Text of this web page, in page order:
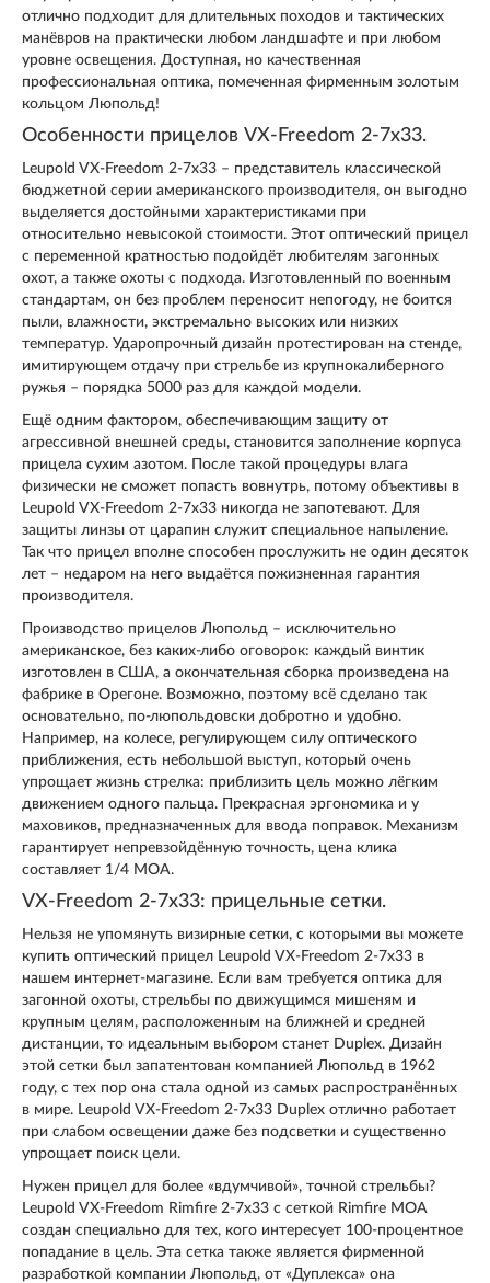
отлично подходит для длительных походов и тактических
манёвров на практически любом ландшафте и при любом
уровне освещения. Доступная, но качественная
профессиональная оптика, помеченная фирменным золотым
кольцом Люпольд!
Особенности прицелов VX-Freedom 2-7x33.
Leupold VX-Freedom 2-7x33 – представитель классической
бюджетной серии американского производителя, он выгодно
выделяется достойными характеристиками при
относительно невысокой стоимости. Этот оптический прицел
с переменной кратностью подойдёт любителям загонных
охот, а также охоты с подхода. Изготовленный по военным
стандартам, он без проблем переносит непогоду, не боится
пыли, влажности, экстремально высоких или низких
температур. Ударопрочный дизайн протестирован на стенде,
имитирующем отдачу при стрельбе из крупнокалиберного
ружья – порядка 5000 раз для каждой модели.
Ещё одним фактором, обеспечивающим защиту от
агрессивной внешней среды, становится заполнение корпуса
прицела сухим азотом. После такой процедуры влага
физически не сможет попасть вовнутрь, потому объективы в
Leupold VX-Freedom 2-7x33 никогда не запотевают. Для
защиты линзы от царапин служит специальное напыление.
Так что прицел вполне способен прослужить не один десяток
лет – недаром на него выдаётся пожизненная гарантия
производителя.
Производство прицелов Люпольд – исключительно
американское, без каких-либо оговорок: каждый винтик
изготовлен в США, а окончательная сборка произведена на
фабрике в Орегоне. Возможно, поэтому всё сделано так
основательно, по-люпольдовски добротно и удобно.
Например, на колесе, регулирующем силу оптического
приближения, есть небольшой выступ, который очень
упрощает жизнь стрелка: приблизить цель можно лёгким
движением одного пальца. Прекрасная эргономика и у
маховиков, предназначенных для ввода поправок. Механизм
гарантирует непревзойдённую точность, цена клика
составляет 1/4 МОА.
VX-Freedom 2-7x33: прицельные сетки.
Нельзя не упомянуть визирные сетки, с которыми вы можете
купить оптический прицел Leupold VX-Freedom 2-7x33 в
нашем интернет-магазине. Если вам требуется оптика для
загонной охоты, стрельбы по движущимся мишеням и
крупным целям, расположенным на ближней и средней
дистанции, то идеальным выбором станет Duplex. Дизайн
этой сетки был запатентован компанией Люпольд в 1962
году, с тех пор она стала одной из самых распространённых
в мире. Leupold VX-Freedom 2-7x33 Duplex отлично работает
при слабом освещении даже без подсветки и существенно
упрощает поиск цели.
Нужен прицел для более «вдумчивой», точной стрельбы?
Leupold VX-Freedom Rimfire 2-7x33 с сеткой Rimfire MOA
создан специально для тех, кого интересует 100-процентное
попадание в цель. Эта сетка также является фирменной
разработкой компании Люпольд, от «Дуплекса» она